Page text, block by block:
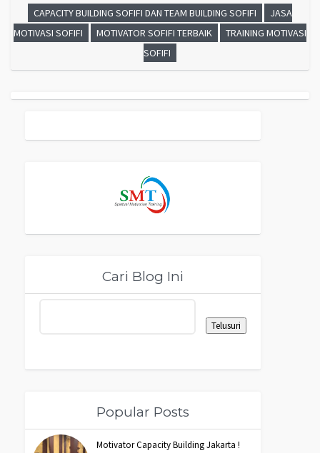
CAPACITY BUILDING SOFIFI DAN TEAM BUILDING SOFIFI
JASA
MOTIVASI SOFIFI
MOTIVATOR SOFIFI TERBAIK
TRAINING MOTIVASI
SOFIFI
Cari Blog Ini
Popular Posts
Motivator Capacity Building Jakarta !